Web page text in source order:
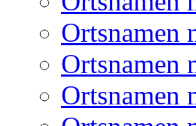
Ortsnamen
Ortsnamen
Ortsnamen